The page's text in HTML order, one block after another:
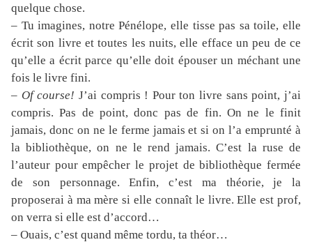
quelque chose.
– Tu imagines, notre Pénélope, elle tisse pas sa toile, elle
écrit son livre et toutes les nuits, elle efface un peu de ce
qu’elle a écrit parce qu’elle doit épouser un méchant une
fois le livre fini.
– Of course! J’ai compris ! Pour ton livre sans point, j’ai
compris. Pas de point, donc pas de fin. On ne le finit
jamais, donc on ne le ferme jamais et si on l’a emprunté à
la bibliothèque, on ne le rend jamais. C’est la ruse de
l’auteur pour empêcher le projet de bibliothèque fermée
de son personnage. Enfin, c’est ma théorie, je la
proposerai à ma mère si elle connaît le livre. Elle est prof,
on verra si elle est d’accord…
– Ouais, c’est quand même tordu, ta théor…